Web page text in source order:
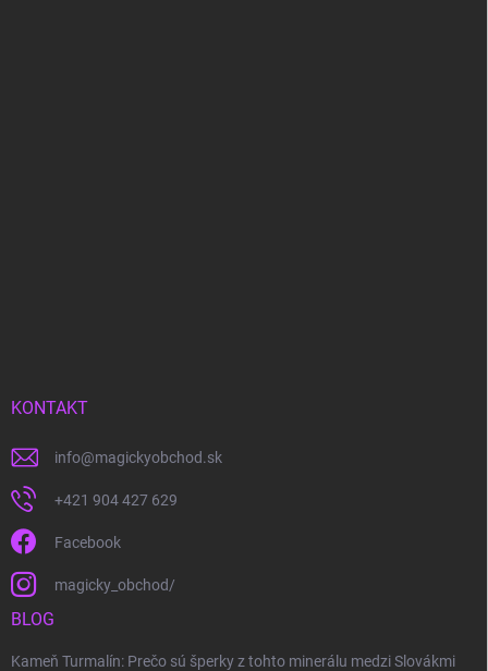
KONTAKT
info@magickyobchod.sk
+421 904 427 629
Facebook
magicky_obchod/
BLOG
Kameň Turmalín: Prečo sú šperky z tohto minerálu medzi Slovákmi